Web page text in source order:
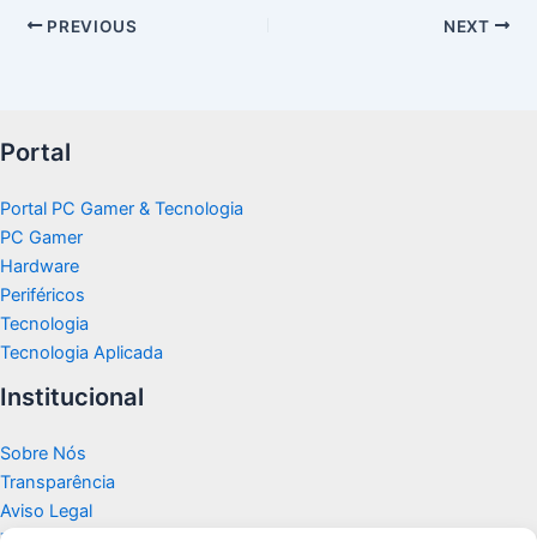
PREVIOUS NEXT
Portal
Portal PC Gamer & Tecnologia
PC Gamer
Hardware
Periféricos
Tecnologia
Tecnologia Aplicada
Institucional
Sobre Nós
Transparência
Aviso Legal
Termos de Uso